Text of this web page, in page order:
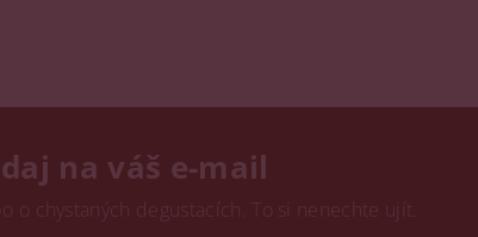
na váš e-mail
o chystaných degustacích. To si nenechte ujít.